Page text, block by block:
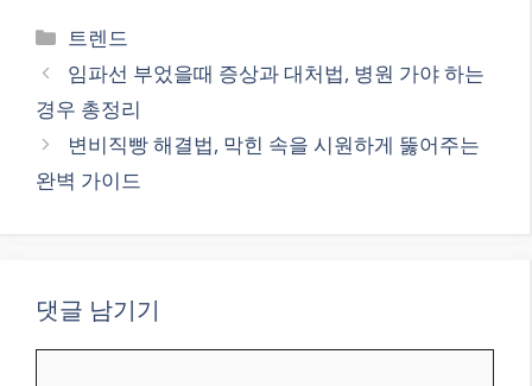
카
테
고
리
트렌드
임파선 부었을때 증상과 대처법, 병원 가야 하는
경우 총정리
변비직빵 해결법, 막힌 속을 시원하게 뚫어주는
완벽 가이드
댓글 남기기